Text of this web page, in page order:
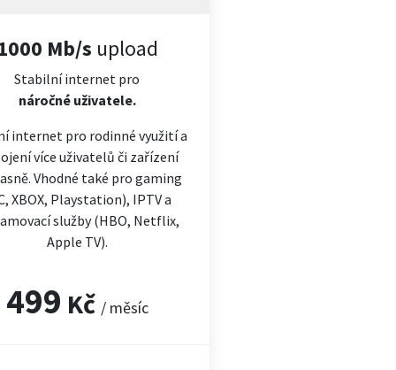
Mb/s upload
Stabilní internet pro
náročnéuživatele.
internet pro rodinné využití a
více uživatelů či zařízení
Vhodné také pro gaming
XBOX, Playstation), IPTV a
služby (HBO, Netflix,
Apple TV).
499 Kč / měsíc